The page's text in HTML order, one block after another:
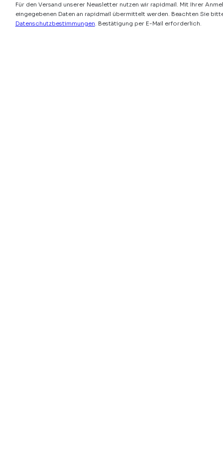
Für den Versand unserer Newsletter nutzen wir rapidmail. Mit Ihrer
eingegebenen Daten an rapidmail übermittelt werden. Beachten Sie
Datenschutzbestimmungen . Bestätigung per E-Mail erforderlich.